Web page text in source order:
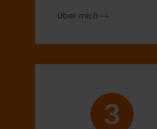
Über mich